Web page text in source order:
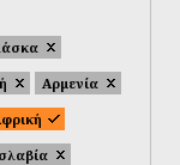
Αρμενία